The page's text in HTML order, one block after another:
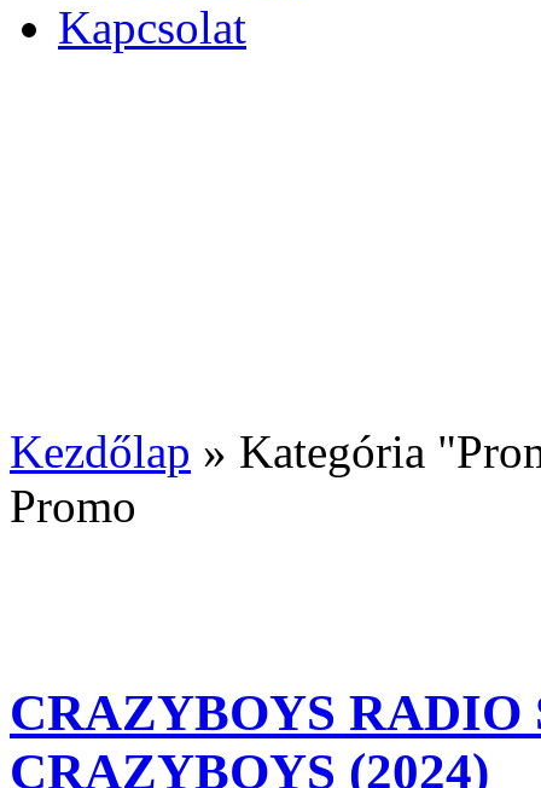
Kapcsolat
Kezdőlap » Kategória
Promo
CRAZYBOYS RADIO
CRAZYBOYS (2024)